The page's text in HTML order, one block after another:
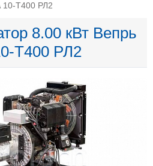
10-Т400 РЛ2
8.00 кВт Вепрь
Т400 РЛ2